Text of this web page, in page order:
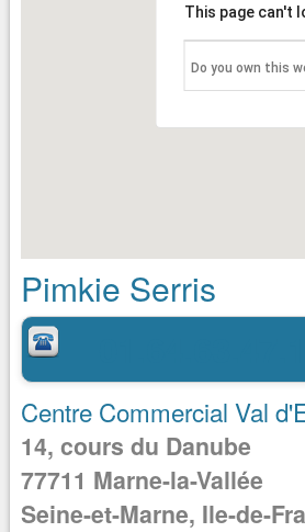
This page can't
Do you own this
Pimkie Serris
Centre Commercial Val
14, cours du Danube
77711 Marne-la-Vallée
Seine-et-Marne, Ile-de-